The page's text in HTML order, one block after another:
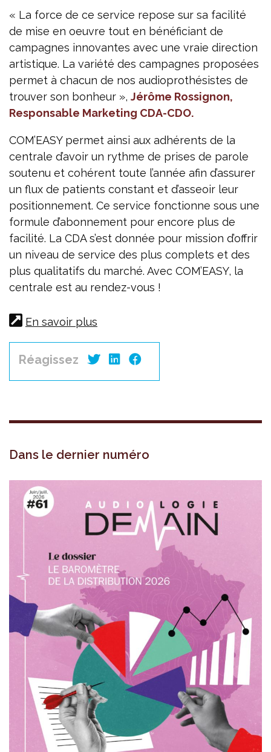
« La force de ce service repose sur sa facilité
de mise en oeuvre tout en bénéficiant de
campagnes innovantes avec une vraie direction
artistique. La variété des campagnes proposées
permet à chacun de nos audioprothésistes de
trouver son bonheur », Jérôme Rossignon,
Responsable Marketing CDA-CDO.
COM’EASY permet ainsi aux adhérents de la
centrale d’avoir un rythme de prises de parole
soutenu et cohérent toute l’année afin d’assurer
un flux de patients constant et d’asseoir leur
positionnement. Ce service fonctionne sous une
formule d’abonnement pour encore plus de
facilité. La CDA s’est donnée pour mission d’offrir
un niveau de service des plus complets et des
plus qualitatifs du marché. Avec COM’EASY, la
centrale est au rendez-vous !
En savoir plus
Réagissez
Dans le dernier numéro